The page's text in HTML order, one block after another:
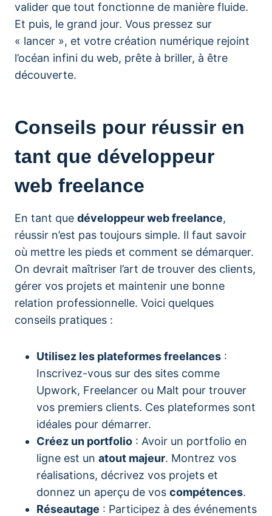
valider que tout fonctionne de manière fluide.
Et puis, le grand jour. Vous pressez sur
« lancer », et votre création numérique rejoint
l’océan infini du web, prête à briller, à être
découverte.
Conseils pour réussir en
tant que développeur
web freelance
En tant que développeur web freelance,
réussir n’est pas toujours simple. Il faut savoir
où mettre les pieds et comment se démarquer.
On devrait maîtriser l’art de trouver des clients,
gérer vos projets et maintenir une bonne
relation professionnelle. Voici quelques
conseils pratiques :
Utilisez les plateformes freelances :
Inscrivez-vous sur des sites comme
Upwork, Freelancer ou Malt pour trouver
vos premiers clients. Ces plateformes sont
idéales pour démarrer.
Créez un portfolio : Avoir un portfolio en
ligne est un atout majeur. Montrez vos
réalisations, décrivez vos projets et
donnez un aperçu de vos compétences.
Réseautage : Participez à des événements